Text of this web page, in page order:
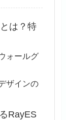
は？特
ォールグ
ザインの
RayES